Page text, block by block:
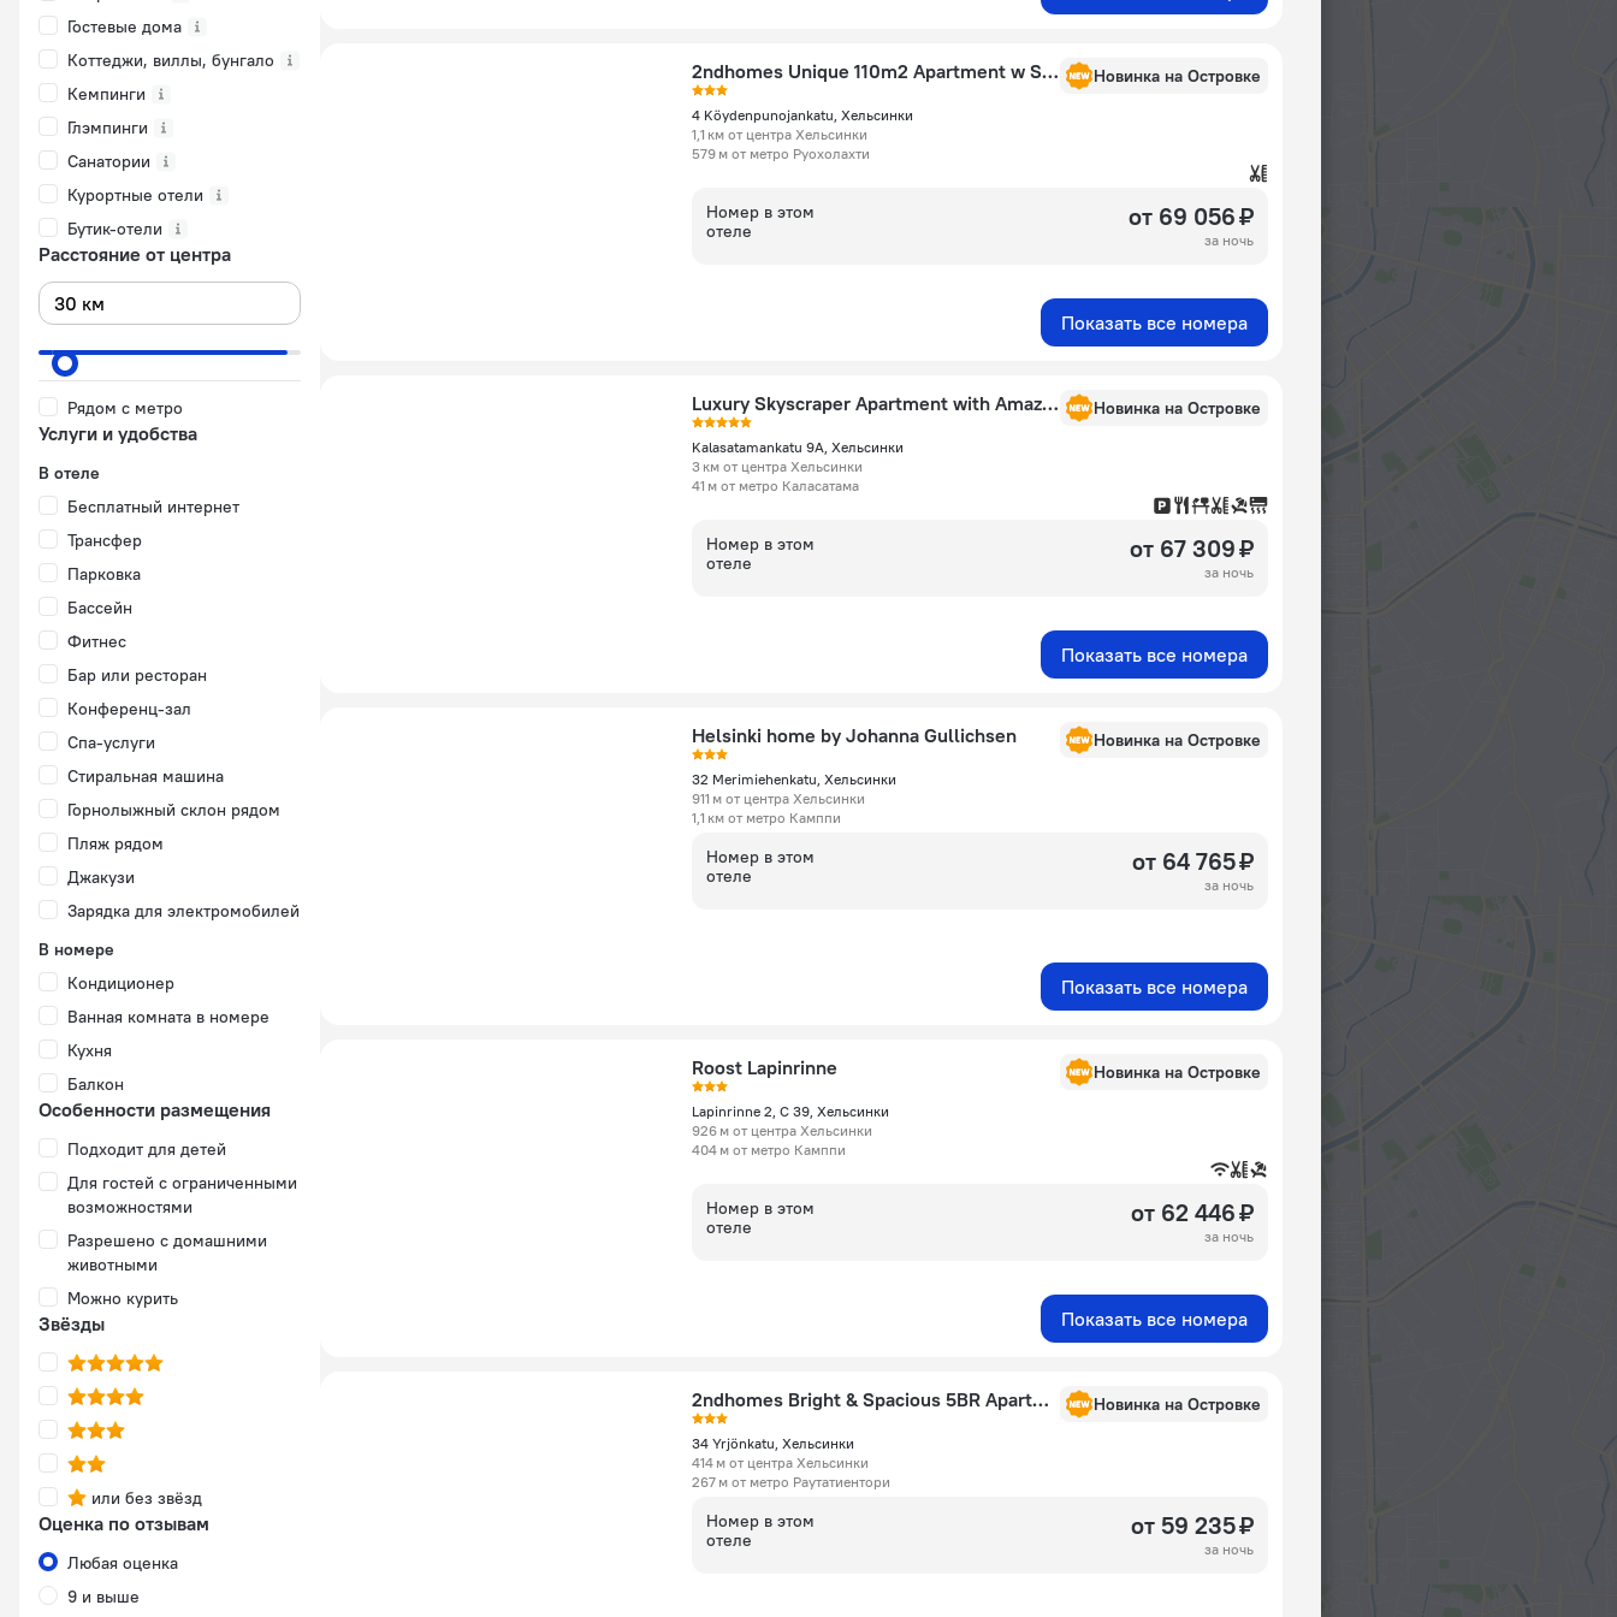
Гостевые дома
Коттеджи, виллы, бунгало
Кемпинги
Глэмпинги
Санатории
Курортные отели
Бутик-отели
Расстояние от центра
Рядом с метро
Услуги и удобства
В отеле
Бесплатный интернет
Трансфер
Парковка
Бассейн
Фитнес
Бар или ресторан
Конференц-зал
Спа-услуги
Стиральная машина
Горнолыжный склон рядом
Пляж рядом
Джакузи
Зарядка для электромобилей
В номере
Кондиционер
Ванная комната в номере
Кухня
Балкон
Особенности размещения
Подходит для детей
Для гостей с ограниченными
возможностями
Разрешено с домашними
животными
Можно курить
Звёзды
или без звёзд
Оценка по отзывам
Любая оценка
9 и выше
2ndhomes Unique 110m2 Apartment w Sauna
4 Köydenpunojankatu, Хельсинки
1,1 км от центра Хельсинки
579 м от метро Руохолахти
Новинка на Островке
Номер в этом
отеле
от 69 056 ₽
за ночь
Показать все номера
Luxury Skyscraper Apartment with Amazing view over Helsinki
Kalasatamankatu 9A, Хельсинки
3 км от центра Хельсинки
41 м от метро Каласатама
Новинка на Островке
Номер в этом
отеле
от 67 309 ₽
за ночь
Показать все номера
Helsinki home by Johanna Gullichsen
32 Merimiehenkatu, Хельсинки
911 м от центра Хельсинки
1,1 км от метро Камппи
Новинка на Островке
Номер в этом
отеле
от 64 765 ₽
за ночь
Показать все номера
Roost Lapinrinne
Lapinrinne 2, C 39, Хельсинки
926 м от центра Хельсинки
404 м от метро Камппи
Новинка на Островке
Номер в этом
отеле
от 62 446 ₽
за ночь
Показать все номера
2ndhomes Bright & Spacious 5BR Apartment
34 Yrjönkatu, Хельсинки
414 м от центра Хельсинки
267 м от метро Раутатиентори
Новинка на Островке
Номер в этом
отеле
от 59 235 ₽
за ночь